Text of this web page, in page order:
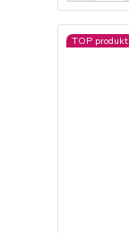
TOP produkt